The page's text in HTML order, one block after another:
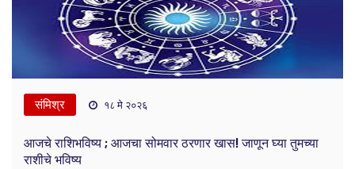
संमिश्र १८ मे २०२६
आजचे राशिभविष्य ; आजचा सोमवार ठरणार खास! जाणून घ्या तुमच्या
राशीचे भविष्य